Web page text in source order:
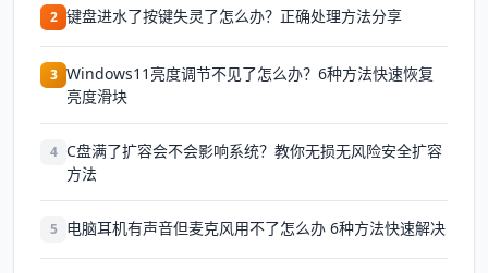
2 键盘进水了按键失灵了怎么办？正确处理方法分享
3 Windows11亮度调节不见了怎么办？6种方法快速恢复
亮度滑块
4 C盘满了扩容会不会影响系统？教你无损无风险安全扩容
方法
5 电脑耳机有声音但麦克风用不了怎么办 6种方法快速解决